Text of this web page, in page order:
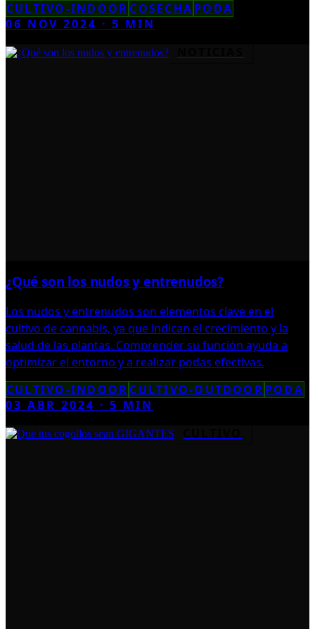
CULTIVO-INDOOR COSECHA PODA
06 NOV 2024 ·5 MIN
¿Qué son los nudos y entrenudos?
Los nudos y entrenudos son elementos clave en el
cultivo de cannabis, ya que indican el crecimiento y la
salud de las plantas. Comprender su función ayuda a
optimizar el entorno y a realizar podas efectivas.
CULTIVO-INDOOR CULTIVO-OUTDOOR PODA
03 ABR 2024 ·5 MIN